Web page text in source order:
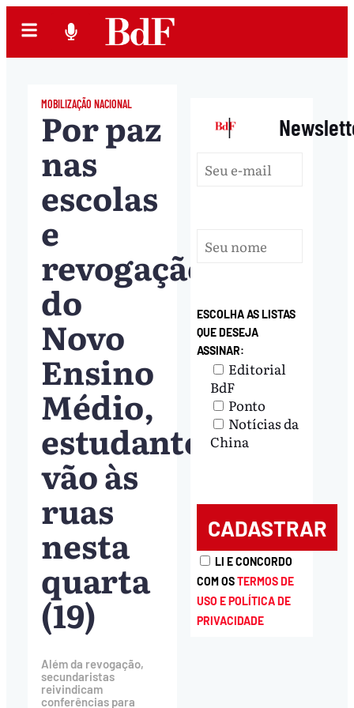
MOBILIZAÇÃO NACIONAL
Por paz
nas
escolas
e
revogação
do
Novo
Ensino
Médio,
estudantes
vão às
ruas
nesta
quarta
(19)
Além da revogação,
secundaristas
reivindicam
conferências para
|
ESCOLHA AS LISTAS
QUE DESEJA
ASSINAR:
Editorial
BdF
Ponto
Notícias da
China
LI E CONCORDO
COM OSTERMOS DE
USO E POLÍTICA DE
PRIVACIDADE